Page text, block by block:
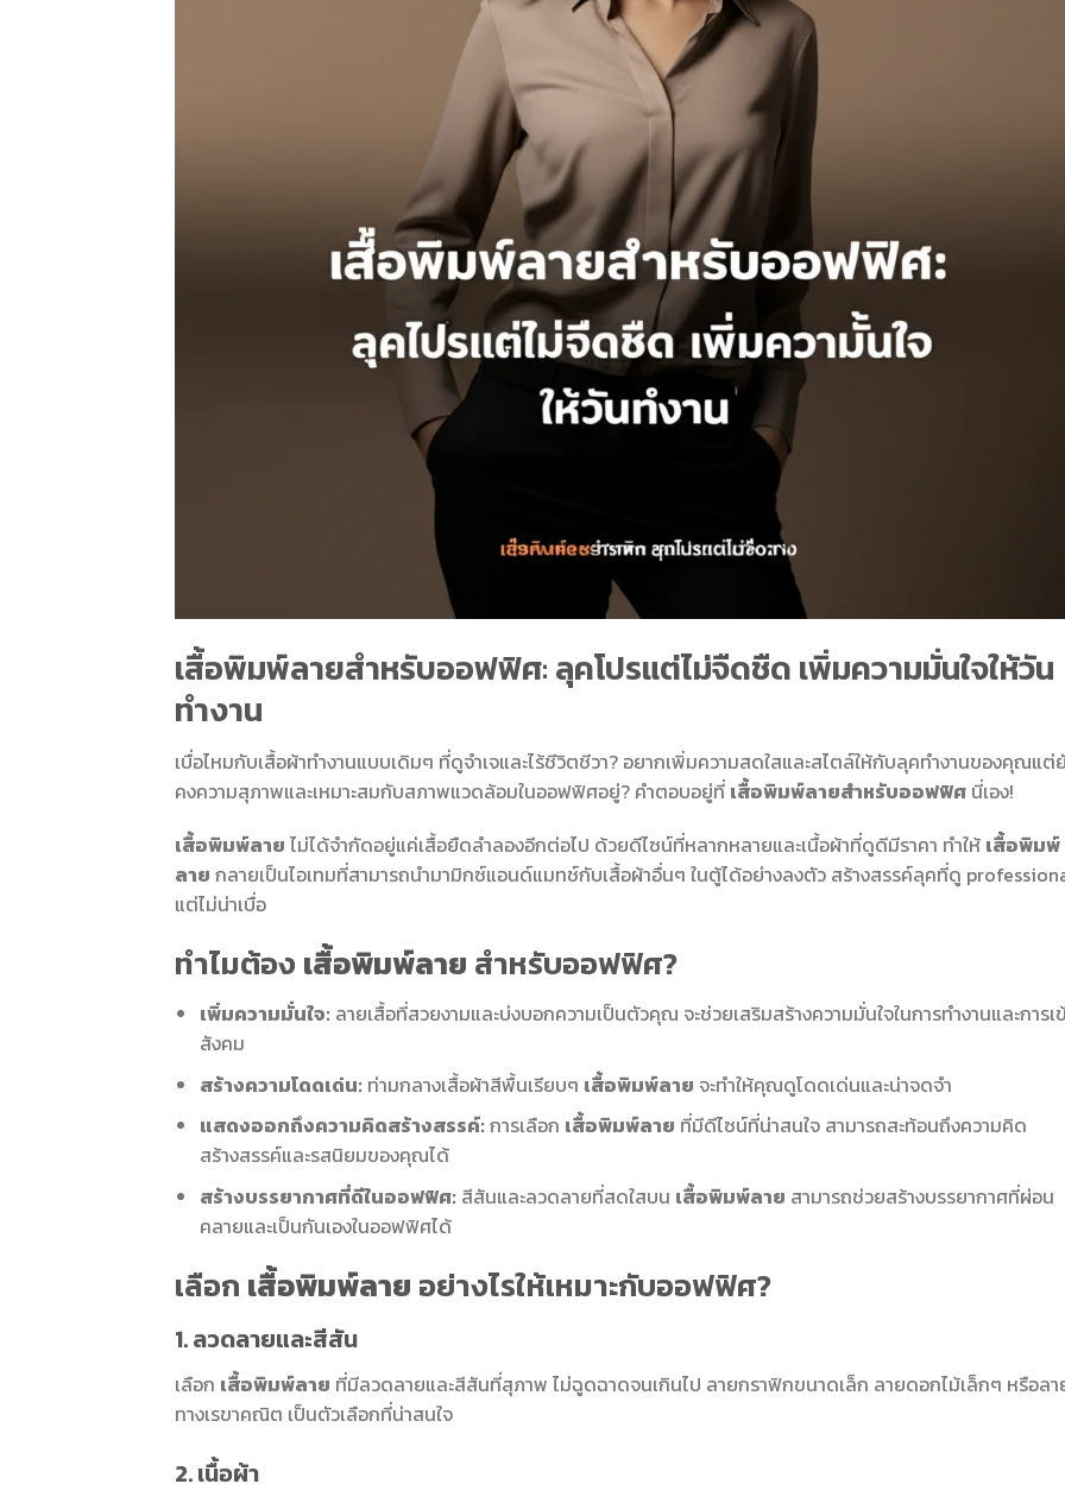
เสื้อพิมพ์ลายสำหรับออฟฟิศ: ลุคโปรแต่ไม่จืดชืด เพิ่มความมั่นใจให้วัน
ทำงาน
เบื่อไหมกับเสื้อผ้าทำงานแบบเดิมๆ ที่ดูจำเจและไร้ชีวิตชีวา? อยากเพิ่มความสดใสและสไตล์ให้กับลุคทำงานของคุณแต่
คงความสุภาพและเหมาะสมกับสภาพแวดล้อมในออฟฟิศอยู่? คำตอบอยู่ที่ เสื้อพิมพ์ลายสำหรับออฟฟิศ นี่เอง!
เสื้อพิมพ์ลาย ไม่ได้จำกัดอยู่แค่เสื้อยืดลำลองอีกต่อไป ด้วยดีไซน์ที่หลากหลายและเนื้อผ้าที่ดูดีมีราคา ทำให้ เสื้อพิมพ์
ลาย กลายเป็นไอเทมที่สามารถนำมามิกซ์แอนด์แมทช์กับเสื้อผ้าอื่นๆ ในตู้ได้อย่างลงตัว สร้างสรรค์ลุคที่ดู
แต่ไม่น่าเบื่อ
ทำไมต้อง เสื้อพิมพ์ลาย สำหรับออฟฟิศ?
เพิ่มความมั่นใจ: ลายเสื้อที่สวยงามและบ่งบอกความเป็นตัวคุณ จะช่วยเสริมสร้างความมั่นใจในการทำงานและการเ
สังคม
สร้างความโดดเด่น: ท่ามกลางเสื้อผ้าสีพื้นเรียบๆ เสื้อพิมพ์ลาย จะทำให้คุณดูโดดเด่นและน่าจดจำ
แสดงออกถึงความคิดสร้างสรรค์: การเลือก เสื้อพิมพ์ลาย ที่มีดีไซน์ที่น่าสนใจ สามารถสะท้อนถึงความคิด
สร้างสรรค์และรสนิยมของคุณได้
สร้างบรรยากาศที่ดีในออฟฟิศ: สีสันและลวดลายที่สดใสบน เสื้อพิมพ์ลาย สามารถช่วยสร้างบรรยากาศที่ผ่อน
คลายและเป็นกันเองในออฟฟิศได้
เลือก เสื้อพิมพ์ลาย อย่างไรให้เหมาะกับออฟฟิศ?
1. ลวดลายและสีสัน
เลือก เสื้อพิมพ์ลาย ที่มีลวดลายและสีสันที่สุภาพ ไม่ฉูดฉาดจนเกินไป ลายกราฟิกขนาดเล็ก ลายดอกไม้เล็กๆ หรือลา
ทางเรขาคณิต เป็นตัวเลือกที่น่าสนใจ
2. เนื้อผ้า